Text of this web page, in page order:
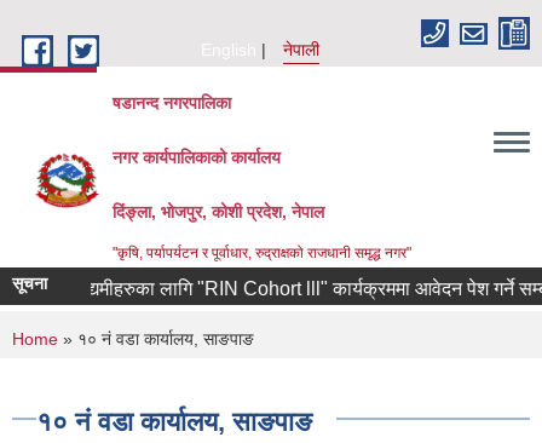
English
नेपाली
षडानन्द नगरपालिका
नगर कार्यपालिकाको कार्यालय
दिंङ्ला, भोजपुर, कोशी प्रदेश, नेपाल
"कृषि, पर्यापर्यटन र पूर्वाधार, रुद्राक्षको राजधानी समृद्ध नगर"
सूचना
फर्केका उद्यमीहरुका लागि "RIN Cohort lll" कार्यक्रममा आवेदन पेश गर्ने
You are here
Home » १० नं वडा कार्यालय, साङपाङ
१० नं वडा कार्यालय, साङपाङ